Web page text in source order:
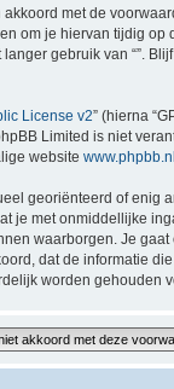
akkoord met de
om je hiervan tijdig
gebruik van “”.
License v2” (hierna
Limited is niet
website www.phpbb.nl
georiënteerd of enig
met onmiddellijke
waarborgen. Je gaat
dat de informatie
worden